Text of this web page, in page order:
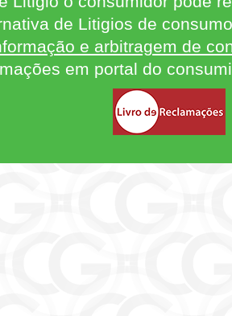
de Litigios de
e arbitragem de
em portal do